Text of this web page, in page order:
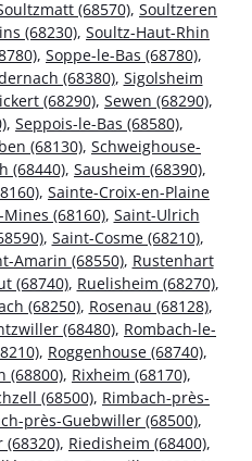
(68570), Soultzeren
(68230), Soultz-Haut-Rhin
, Soppe-le-Bas (68780),
(68380), Sigolsheim
(68290), Sewen (68290),
, Seppois-le-Bas (68580),
(68130), Schweighouse-
(68440), Sausheim (68390),
, Sainte-Croix-en-Plaine
(68160), Saint-Ulrich
, Saint-Cosme (68210),
Amarin (68550), Rustenhart
(68740), Ruelisheim (68270),
(68250), Rosenau (68128),
(68480), Rombach-le-
, Roggenhouse (68740),
(68800), Rixheim (68170),
(68500), Rimbach-près-
près-Guebwiller (68500),
(68320), Riedisheim (68400),